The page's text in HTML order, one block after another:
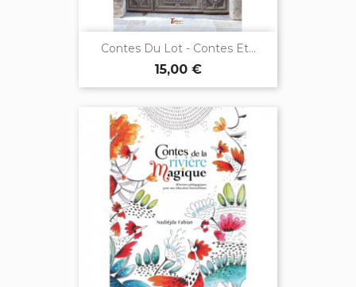
Contes Du Lot - Contes Et...
15,00 €